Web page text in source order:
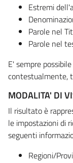
Estremi
Parole nel
Parole nel
E' sempre
contestualmente,
MODALITA' DI
Il risultato è
le impostazioni di
seguenti
Regioni/